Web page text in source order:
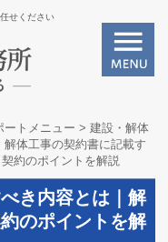
せください
ートメニュー >建設・解体
解体工事の契約書に記載す
約のポイントを解説
き内容とは｜解
のポイントを解